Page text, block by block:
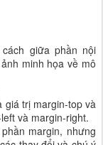
giữa phần nội
minh họa về mô
giá trị margin-top và
và margin-right.
margin, nhưng